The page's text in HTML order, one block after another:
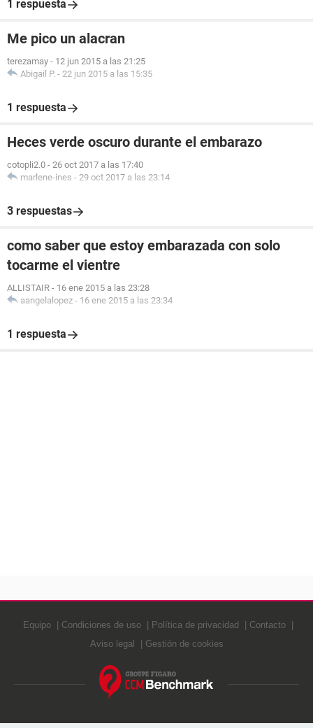
1 respuesta
Me pico un alacran
terezamay - 12 jun 2015 a las 21:25
Abigail P. - 22 jun 2015 a las 15:35
1 respuesta
Heces verde oscuro durante el embarazo
cotopli2.0 - 26 oct 2017 a las 17:40
marlene-ines - 29 oct 2017 a las 23:14
3 respuestas
como saber que estoy embarazada con solo
tocarme el vientre
ALLISTAIR - 16 ene 2015 a las 23:28
aangelalopez - 16 ene 2015 a las 23:34
1 respuesta
Equipo Condiciones de uso Política de privacidad
Contacto
Aviso legal
Gestión de cookies